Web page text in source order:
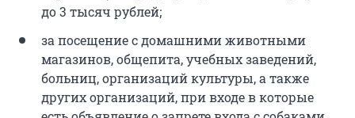
до 3 тысяч рублей;
за посещение с домашними животными
магазинов, общепита, учебных заведений,
больниц, организаций культуры, а также
других организаций, при входе в которые